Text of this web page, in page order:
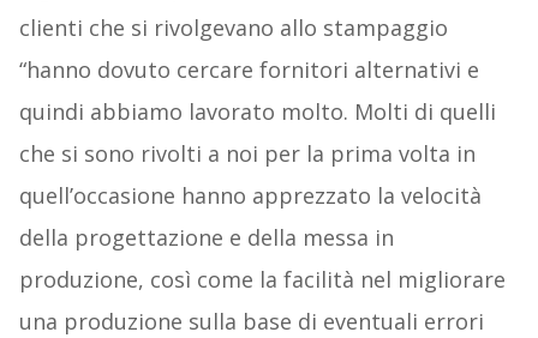
clienti che si rivolgevano allo stampaggio
“hanno dovuto cercare fornitori alternativi e
quindi abbiamo lavorato molto. Molti di quelli
che si sono rivolti a noi per la prima volta in
quell’occasione hanno apprezzato la velocità
della progettazione e della messa in
produzione, così come la facilità nel migliorare
una produzione sulla base di eventuali errori